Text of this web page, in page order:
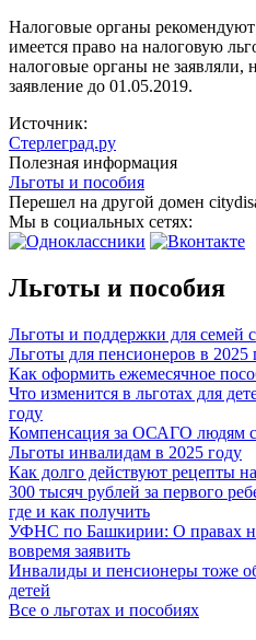
Налоговые органы
имеется право на налоговую
налоговые органы не заявляли,
заявление до 01.05.2019.
Источник:
Стерлеград.ру
Полезная информация
Льготы и пособия
Перешел на другой домен
Мы в социальных сетях:
Льготы и пособия
Льготы и поддержки для семей
Льготы для пенсионеров в 2025
Как оформить ежемесячное
Что изменится в льготах для
году
Компенсация за ОСАГО людям
Льготы инвалидам в 2025 году
Как долго действуют рецепты
300 тысяч рублей за первого
где и как получить
УФНС по Башкирии: О правах
вовремя заявить
Инвалиды и пенсионеры тоже
детей
Все о льготах и пособиях